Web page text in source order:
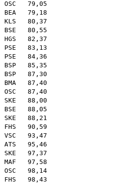
OSC 79,05
BEA 79,18
KLS 80,37
BSE 80,55
HGS 82,37
PSE 83,13
PSE 84,36
BSP 85,35
BSP 87,30
BMA 87,40
OSC 87,40
SKE 88,00
BSE 88,05
SKE 88,21
FHS 90,59
VSC 93,47
ATS 95,46
SKE 97,37
MAF 97,58
OSC 98,14
FHS 98,43